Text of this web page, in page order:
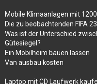
Mobile Klimaanlagen mit
Die zu beobachtenden FIFA
Was ist der Unterschied
Gütesiegel?
Ein Mobilheim bauen lassen
Van ausbau kosten
Laptop mit CD Laufwerk